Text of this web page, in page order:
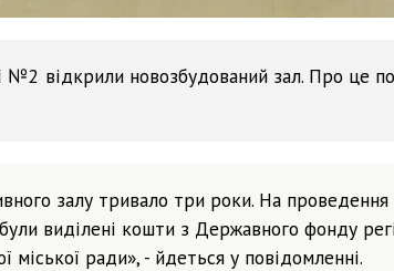
відкрили новозбудований зал. Про це
залу тривало три роки. На
виділені кошти з Державного фонду
міської ради», - йдеться у повідомленні.